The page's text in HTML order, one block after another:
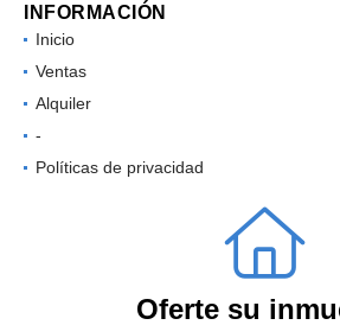
INFORMACIÓN
Inicio
Ventas
Alquiler
-
Políticas de privacidad
Oferte su